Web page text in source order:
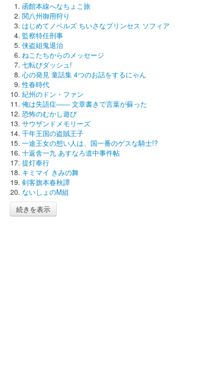
函館本線へなちょこ旅
関八州御用狩り
はじめてノベルズ ちいさなプリンセス ソフィア
監察特任刑事
侠盗組鬼退治
ねこたちからのメッセージ
七転びダッシュ!
心の発見 童話集 4つのお話をするにゃん
性春時代
紀州のドン・ファン
俺は失語症―― 文章書きで言葉が蘇った
恐怖のむかし遊び
サウザンドメモリーズ
千年王国の盗賊王子
一途王女の想い人は、国一番のゲスな騎士!?
十返舎一九 あすなろ道中事件帖
提灯奉行
キミマイ きみの舞
剣客旗本春秋譚
ないしょのM組
続きを表示